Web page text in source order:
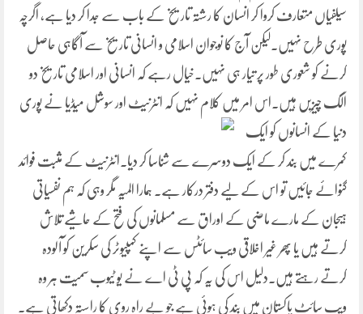
سیلفیاں متعارف کروا کر انسان کا رشتہ تاریخ کے باب سے جدا کر دیا ہے، اگرچہ
پوری طرح نہیں۔لیکن آج کا نوجوان اسلامی و انسانی تاریخ سے آگاہی حاصل
کرنے کو شعوری طور پر تیار ہی نہیں۔خیال رہے کہ انسانی اور اسلامی تاریخ دو
الگ چیزیں ہیں۔اس امر میں کلام نہیں کہ انٹرنیٹ اور سوشل میڈیا نے پوری
دنیا کے انسانوں کو ایک
کمرے میں بند کر کے ایک دوسرے سے شناسا کر دیا۔انٹرنیٹ کے مثبت فوائد
گنوائے جائیں تو اس کے لیے دفتر درکار ہے۔ ہمارا المیہ مگر وہی کہ ہم نفسیاتی
ہیجان کے مارے ماضی کے اوراق سے مسلمانوں کی فتح کے حاشیے تلاش
کرتے ہیں یا پھر غیر اخلاقی ویب سائٹس سے اپنے کمپیوٹر کی سکرین کو آلودہ
کرتے رہتے ہیں۔دلیل اس کی یہ کہ پی ٹی اے نے یو ٹیوب سمیت ہر وہ
ویب سائٹ پاکستان میں بند کی ہوئی ہے جو بے راہ روی کا راستہ دکھاتی ہے۔